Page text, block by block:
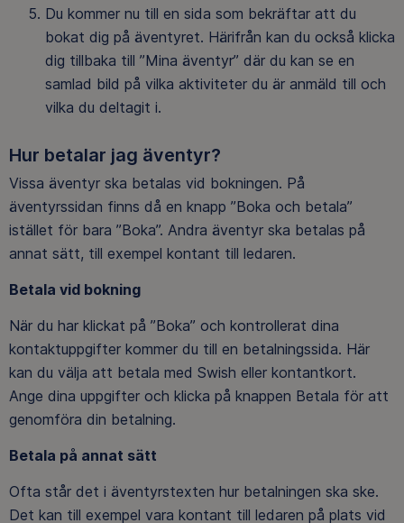
Du kommer nu till en sida som bekräftar att du
bokat dig på äventyret. Härifrån kan du också klicka
dig tillbaka till ”Mina äventyr” där du kan se en
samlad bild på vilka aktiviteter du är anmäld till och
vilka du deltagit i.
Hur betalar jag äventyr?
Vissa äventyr ska betalas vid bokningen. På
äventyrssidan finns då en knapp ”Boka och betala”
istället för bara ”Boka”. Andra äventyr ska betalas på
annat sätt, till exempel kontant till ledaren.
Betala vid bokning
När du har klickat på ”Boka” och kontrollerat dina
kontaktuppgifter kommer du till en betalningssida. Här
kan du välja att betala med Swish eller kontantkort.
Ange dina uppgifter och klicka på knappen Betala för att
genomföra din betalning.
Betala på annat sätt
Ofta står det i äventyrstexten hur betalningen ska ske.
Det kan till exempel vara kontant till ledaren på plats vid